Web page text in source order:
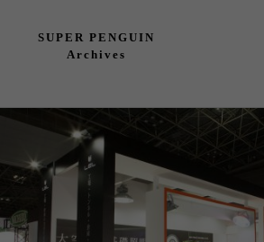
SUPER PENGUIN
Archives